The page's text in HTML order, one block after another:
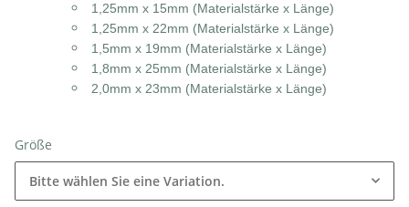
1,25mm x 15mm (Materialstärke x Länge)
1,25mm x 22mm (Materialstärke x Länge)
1,5mm x 19mm (Materialstärke x Länge)
1,8mm x 25mm (Materialstärke x Länge)
2,0mm x 23mm (Materialstärke x Länge)
Größe
Bitte wählen Sie eine Variation.